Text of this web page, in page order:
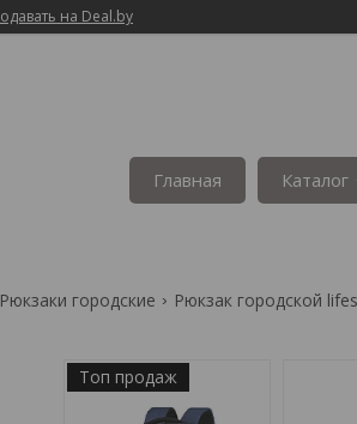
на Deal.by
Главная Каталог
Рюкзаки городские Рюкзак городской
Топ продаж